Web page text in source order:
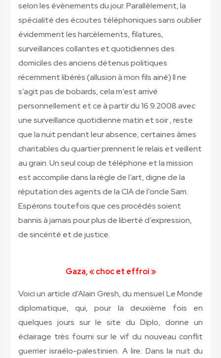
selon les évènements du jour. Parallèlement, la
spécialité des écoutes téléphoniques sans oublier
évidemment les harcèlements, filatures,
surveillances collantes et quotidiennes des
domiciles des anciens détenus politiques
récemment libérés (allusion à mon fils ainé) Il ne
s’agit pas de bobards, cela m’est arrivé
personnellement et ce à partir du 16.9.2008 avec
une surveillance quotidienne matin et soir , reste
que la nuit pendant leur absence, certaines âmes
charitables du quartier prennent le relais et veillent
au grain. Un seul coup de téléphone et la mission
est accomplie dans la règle de l’art, digne de la
réputation des agents de la CIA de l’oncle Sam.
Espérons toutefois que ces procédés soient
bannis à jamais pour plus de liberté d’expression,
de sincérité et de justice.
Gaza, « choc et effroi »
Voici un article d’Alain Gresh, du mensuel Le Monde
diplomatique, qui, pour la deuxième fois en
quelques jours sur le site du Diplo, donne un
éclairage très fourni sur le vif du nouveau conflit
guerrier israélo-palestinien. A lire. Dans la nuit du